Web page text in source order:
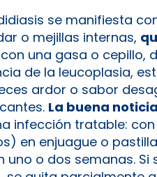
se manifiesta
o mejillas internas,
con una gasa o cepillo,
de la leucoplasia,
ardor o sabor
La buena noticia
infección tratable:
en enjuague o
uno o dos semanas.